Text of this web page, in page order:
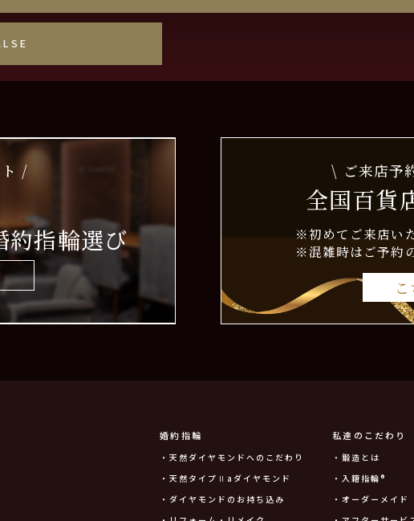
/
約指輪選び
\ ご来店予
全国百貨
※初めてご来店い
※混雑時はご予約
婚約指輪
・天然ダイヤモンドへのこだわり
・天然タイプⅡaダイヤモンド
・ダイヤモンドのお持ち込み
私達のこだわり
・鍛造とは
・入籍指輪®
・オーダーメイド